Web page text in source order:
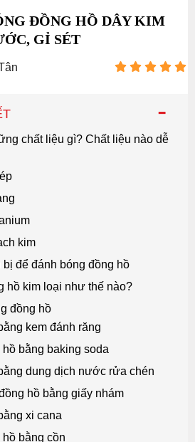
ĐỒNG HỒ DÂY KIM
GỈ SÉT
-
chất liệu gì? Chất liệu nào dễ
kim
để đánh bóng đồng hồ
hồ kim loại như thế nào?
đồng hồ
kem đánh răng
bằng baking soda
dung dịch nước rửa chén
hồ bằng giấy nhám
xi cana
bằng cồn